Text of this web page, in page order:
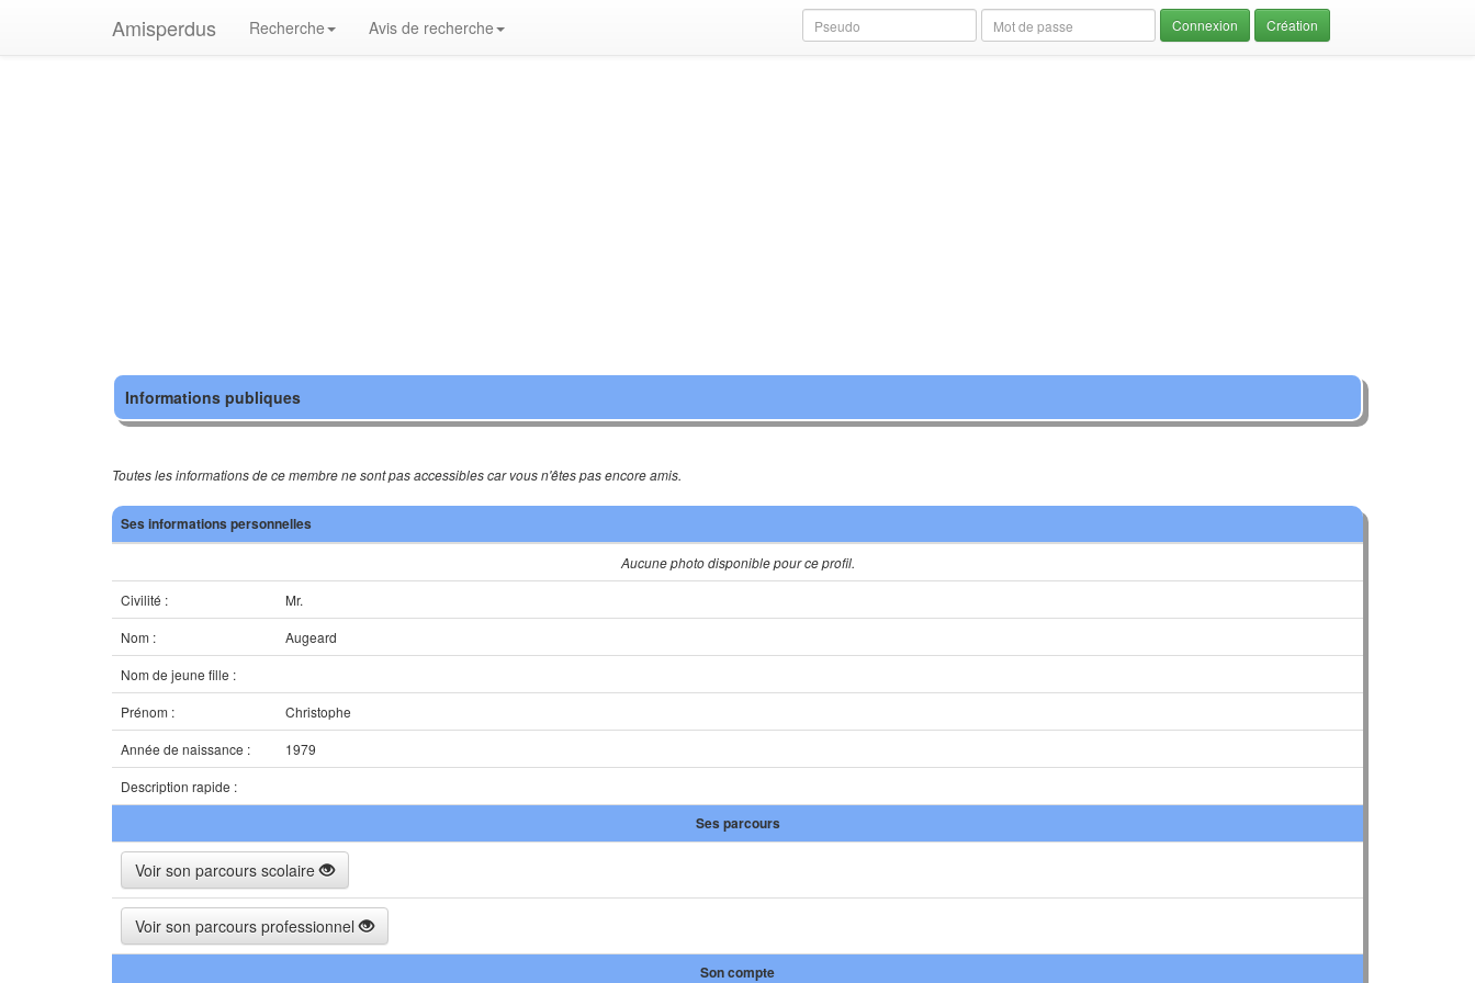
Amisperdus Recherche Avis de recherche Création
Informations publiques
Toutes les informations de ce membre ne sont pas accessibles car vous n'êtes pas encore amis.
Ses informations personnelles
Aucune photo disponible pour ce profil.
Civilité :
Mr.
Nom :
Augeard
Nom de jeune fille :
Prénom :
Christophe
Année de naissance :
1979
Description rapide :
Ses parcours
Voir son parcours scolaire
Voir son parcours professionnel
Son compte